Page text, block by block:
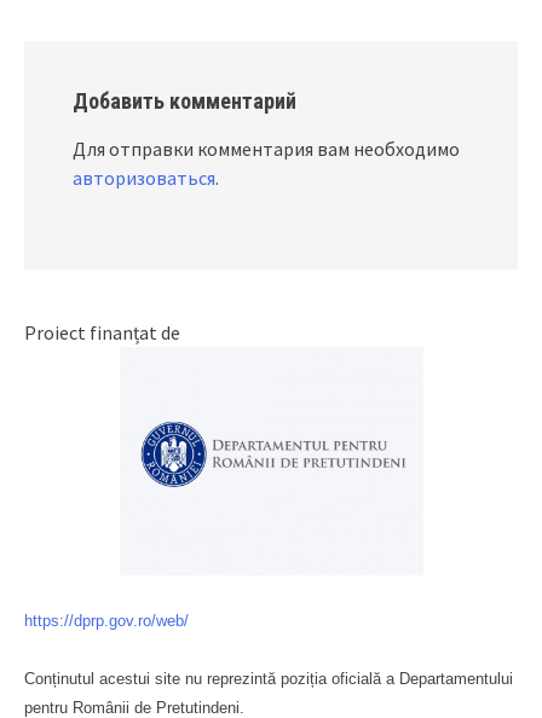
Добавить комментарий
Для отправки комментария вам необходимо
авторизоваться.
Proiect finanțat de
https://dprp.gov.ro/web/
Conținutul acestui site nu reprezintă poziția oficială a Departamentului
pentru Românii de Pretutindeni.